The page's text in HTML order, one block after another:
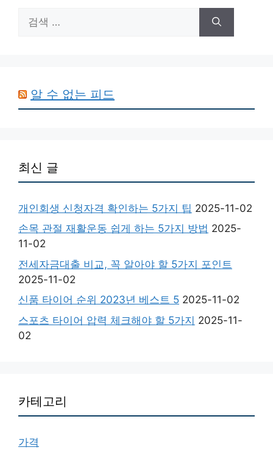
색:
알 수 없는 피드
최신 글
개인회생 신청자격 확인하는 5가지 팁 2025-11-02
손목 관절 재활운동 쉽게 하는 5가지 방법 2025-
11-02
전세자금대출 비교, 꼭 알아야 할 5가지 포인트
2025-11-02
신품 타이어 순위 2023년 베스트 5 2025-11-02
스포츠 타이어 압력 체크해야 할 5가지 2025-11-
02
카테고리
가격